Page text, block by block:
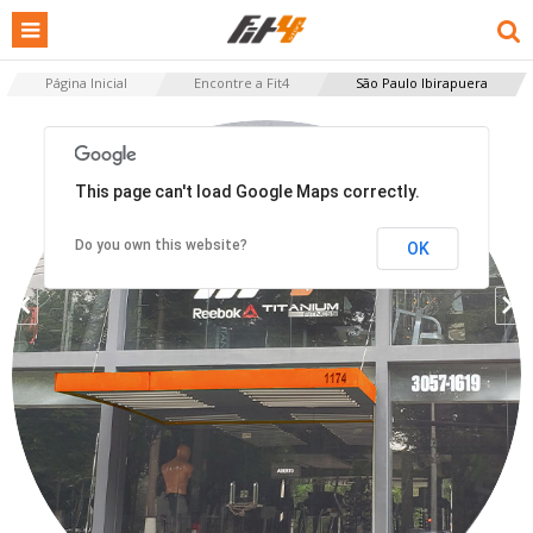
Página Inicial Encontre a Fit4 São Paulo Ibirapuera
This page can't load Google Maps correctly.
Do you own this website? OK